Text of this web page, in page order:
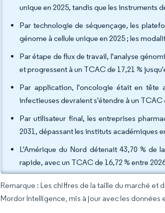
unique en 2025, tandis que les instruments
Par technologie de séquençage, les
génome à cellule unique en 2025 ; les
Par étape de flux de travail, l'analyse
et progressent à un TCAC de 17,21 %
Par application, l'oncologie était en tête
infectieuses devraient s'étendre à un TCAC
Par utilisateur final, les entreprises
2031, dépassant les instituts académiques
L'Amérique du Nord détenait 43,70 % de
rapide, avec un TCAC de 16,72 % entre
Remarque : Les chiffres de la taille du marché
Mordor Intelligence, mis à jour avec les données